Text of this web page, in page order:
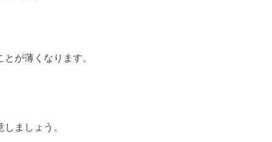
が薄くなります。
ましょう。